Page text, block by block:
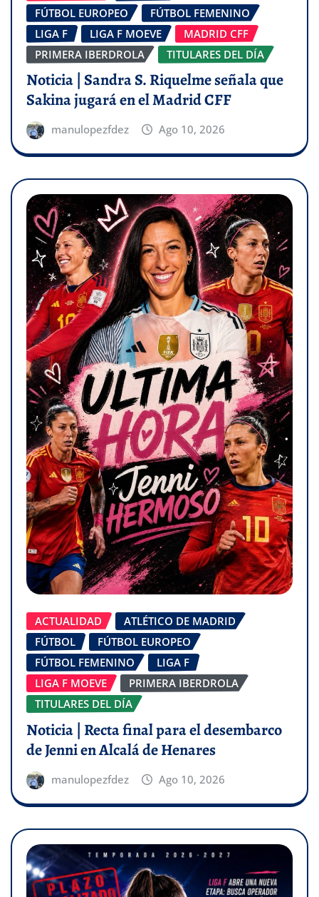
FÚTBOL EUROPEO
FÚTBOL FEMENINO
LIGA F
LIGA F MOEVE
MADRID CFF
PRIMERA IBERDROLA
TITULARES DEL DÍA
Noticia | Sandra S. Riquelme señala que
Sakina jugará en el Madrid CFF
manulopezfdez Ago 10, 2026
ACTUALIDAD
ATLÉTICO DE MADRID
FÚTBOL
FÚTBOL EUROPEO
FÚTBOL FEMENINO
LIGA F
LIGA F MOEVE
PRIMERA IBERDROLA
TITULARES DEL DÍA
Noticia | Recta final para el desembarco
de Jenni en Alcalá de Henares
manulopezfdez Ago 10, 2026